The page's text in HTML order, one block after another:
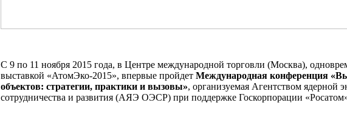
С 9 по 11 ноября 2015 года, в Центре международной торговли (Москва),
выставкой «АтомЭко-2015», впервые пройдет Международная конференция
объектов: стратегии, практики и вызовы», организуемая Агентством ядерной
сотрудничества и развития (АЯЭ ОЭСР) при поддержке Госкорпорации